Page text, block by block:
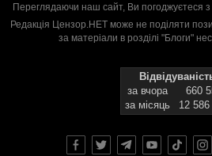
Переглядаючи наш сайт, Ви погоджуєтеся з
Редакція Цензор.НЕТ може не поділяти
за матеріали в розділі "Блоги"
за вчора
660
за місяць
12 586